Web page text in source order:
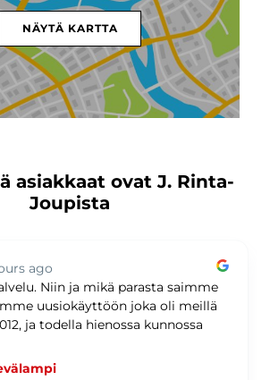
NÄYTÄ KARTTA
asiakkaat ovat J. Rinta-
Joupista
ago
Niin ja mikä parasta saimme
uusiokäyttöön joka oli meillä
ja todella hienossa kunnossa